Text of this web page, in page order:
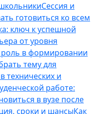
Сессия и
готовиться ко всем
ключ к успешной
от уровня
роль в формировании
тему для
технических и
работе:
в вузе после
сроки и шансыКак